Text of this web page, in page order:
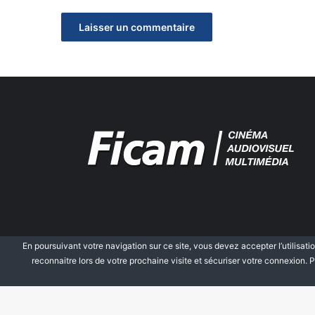
En poursuivant votre navigation sur ce site, vous devez accepter
reconnaitre lors de votre prochaine visite et sécuriser votre connexion.